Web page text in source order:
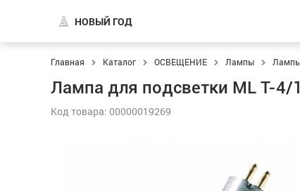
НОВЫЙ ГОД
Главная Каталог ОСВЕЩЕНИЕ Лампы
Лампа для подсветки ML Т-
Код товара: 00000019269